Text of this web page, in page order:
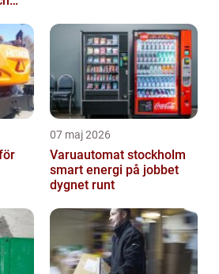
07 maj 2026
Varuautomat stockholm
smart energi på jobbet
dygnet runt